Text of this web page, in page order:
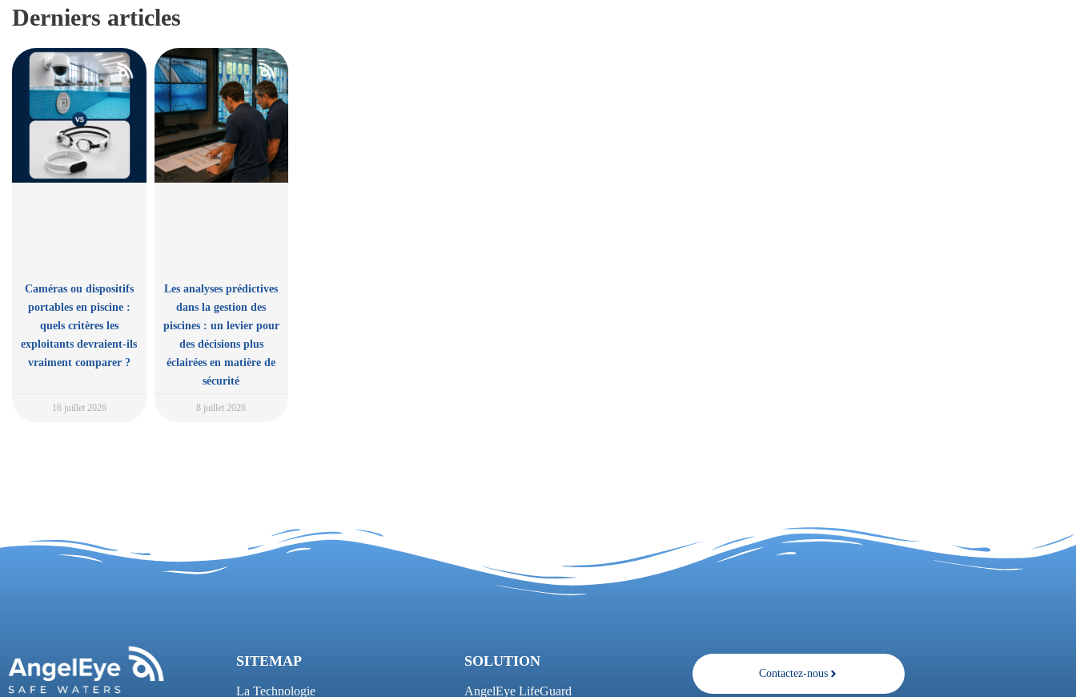
Derniers articles
Caméras ou dispositifs
portables en piscine :
quels critères les
exploitants devraient-ils
vraiment comparer ?
16 juillet 2026
Les analyses prédictives
dans la gestion des
piscines : un levier pour
des décisions plus
éclairées en matière de
sécurité
8 juillet 2026
SITEMAP
La Technologie
SOLUTION
AngelEye LifeGuard
Contactez-nous